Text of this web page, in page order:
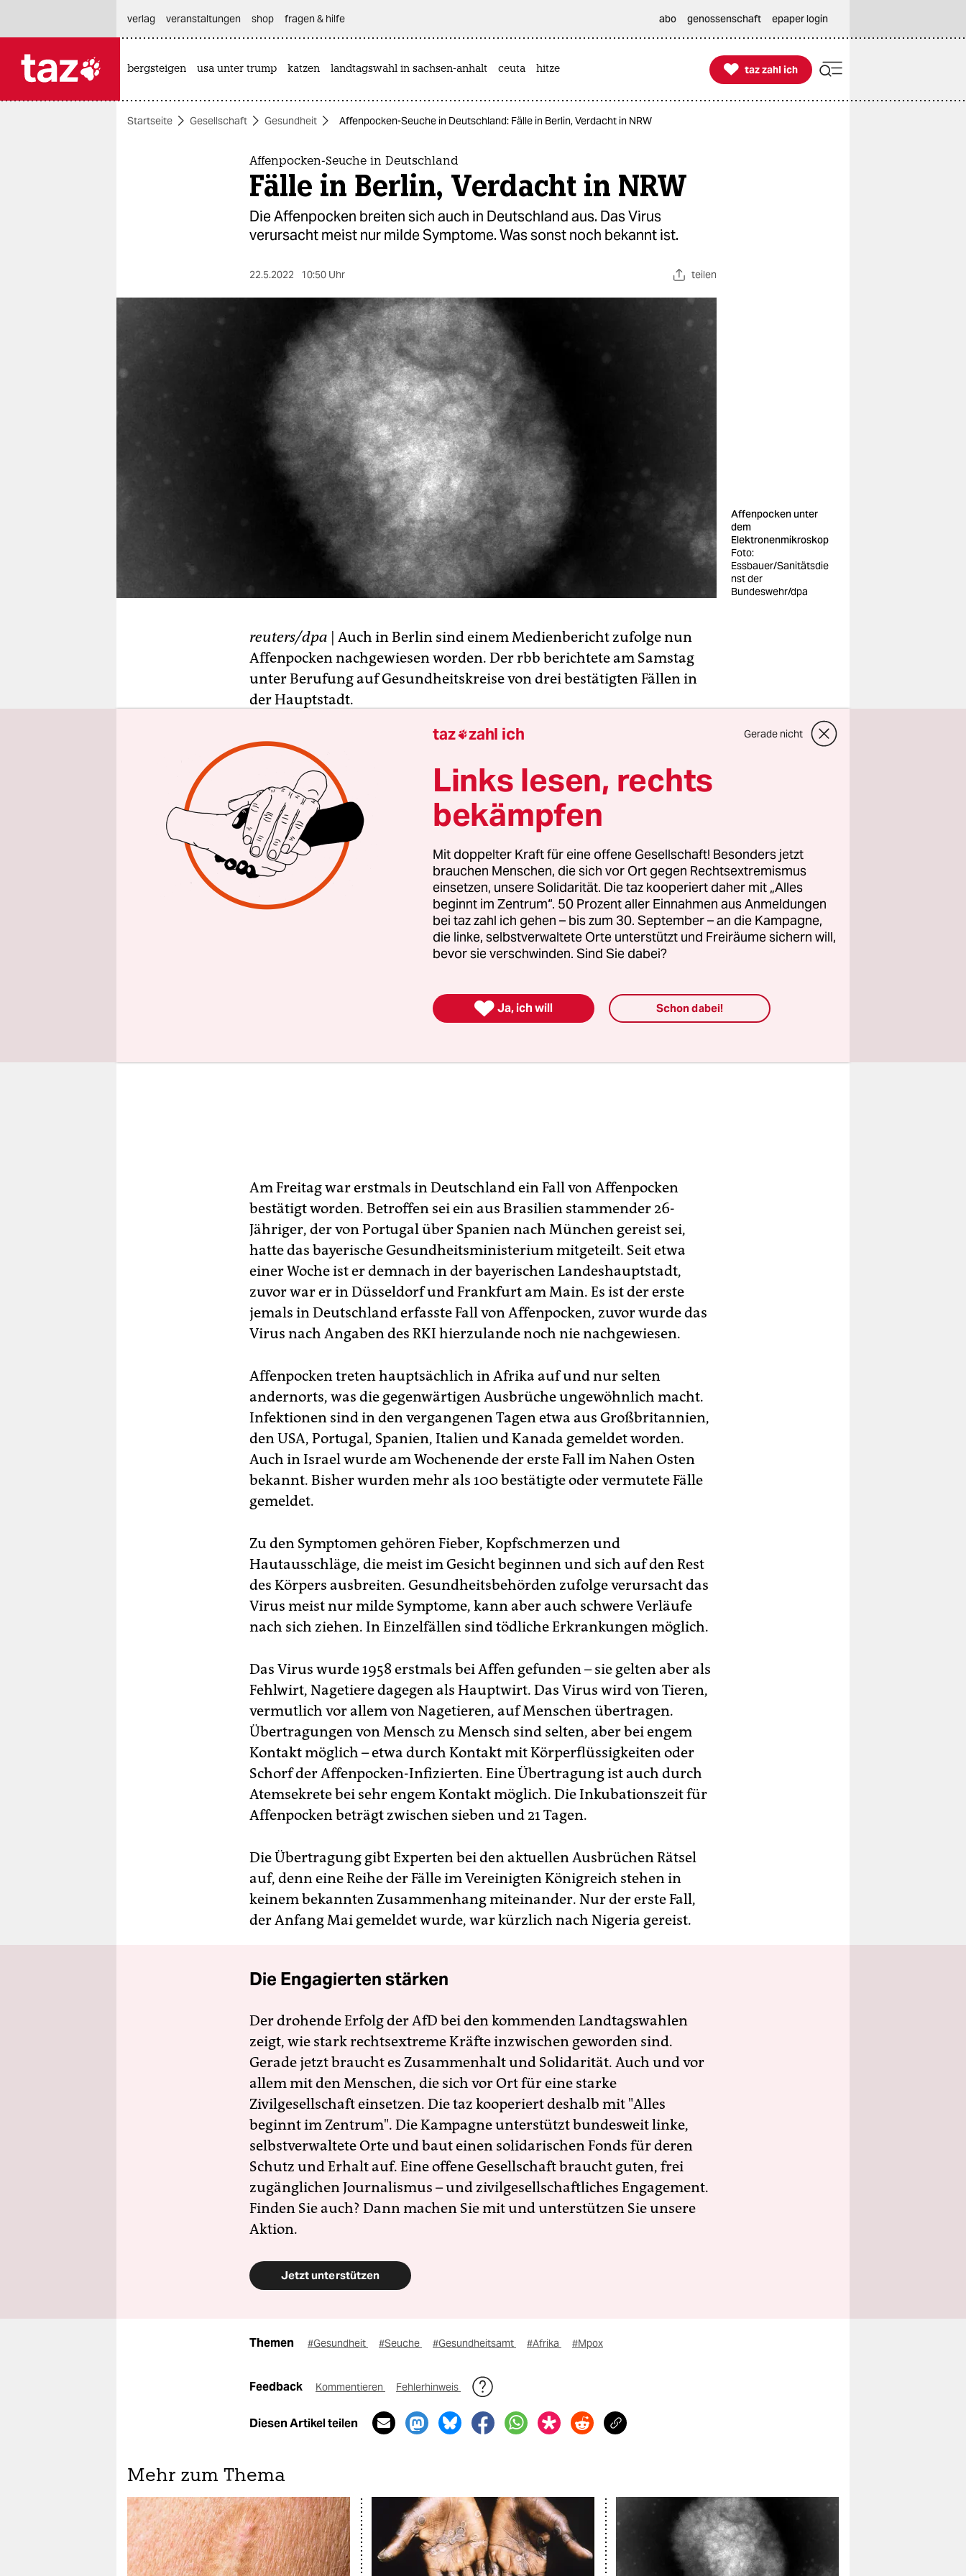
themen
veranstaltungen
unterstützen
verlag
veranstaltungen shop fragen & hilfe abo genossenschaft epaper login
bergsteigen usa unter trump katzen landtagswahl in sachsen-anhalt ceuta hitze 
taz zahl ich
taz zahl ich
Startseite Gesellschaft Gesundheit Affenpocken-Seuche in Deutschland: Fälle in Berlin, Verdacht in NRW
Affenpocken-Seuche in Deutschland
Fälle in Berlin, Verdacht in NRW
Die Affenpocken breiten sich auch in Deutschland aus. Das Virus
verursacht meist nur milde Symptome. Was sonst noch bekannt ist.
22.5.2022 10:50 Uhr teilen
Affenpocken unter
dem
Elektronenmikroskop
Foto:
Essbauer/Sanitätsdie
nst der
Bundeswehr/dpa
reuters/dpa | Auch in Berlin sind einem Medienbericht zufolge nun
Affenpocken nachgewiesen worden. Der rbb berichtete am Samstag
unter Berufung auf Gesundheitskreise von drei bestätigten Fällen in
der Hauptstadt.
In Nordrhein-Westfalen liegen nach Angaben des
Landesgesundheitsministeriums Hinweise auf „mögliche Kontakte von
Personen mit dem Affenpockenvirus“ vor. Diesen Hinweisen werde
nachgegangen, sagte ein Sprecher des Ministeriums am Samstag der
Deutschen Presse-Agentur. Das Landeszentrum für Gesundheit stehe
in engem Austausch mit dem Ständigen Arbeitskreis der Kompetenz-
und Behandlungszentren für Krankheiten durch hochpathogene
Am Freitag war erstmals in Deutschland ein Fall von Affenpocken
bestätigt worden. Betroffen sei ein aus Brasilien stammender 26-
Jähriger, der von Portugal über Spanien nach München gereist sei,
hatte das bayerische Gesundheitsministerium mitgeteilt. Seit etwa
einer Woche ist er demnach in der bayerischen Landeshauptstadt,
zuvor war er in Düsseldorf und Frankfurt am Main. Es ist der erste
jemals in Deutschland erfasste Fall von Affenpocken, zuvor wurde das
Virus nach Angaben des RKI hierzulande noch nie nachgewiesen.
Affenpocken treten hauptsächlich in Afrika auf und nur selten
andernorts, was die gegenwärtigen Ausbrüche ungewöhnlich macht.
Infektionen sind in den vergangenen Tagen etwa aus Großbritannien,
den USA, Portugal, Spanien, Italien und Kanada gemeldet worden.
Auch in Israel wurde am Wochenende der erste Fall im Nahen Osten
bekannt. Bisher wurden mehr als 100 bestätigte oder vermutete Fälle
gemeldet.
Zu den Symptomen gehören Fieber, Kopfschmerzen und
Hautausschläge, die meist im Gesicht beginnen und sich auf den Rest
des Körpers ausbreiten. Gesundheitsbehörden zufolge verursacht das
Virus meist nur milde Symptome, kann aber auch schwere Verläufe
nach sich ziehen. In Einzelfällen sind tödliche Erkrankungen möglich.
Das Virus wurde 1958 erstmals bei Affen gefunden – sie gelten aber als
Fehlwirt, Nagetiere dagegen als Hauptwirt. Das Virus wird von Tieren,
vermutlich vor allem von Nagetieren, auf Menschen übertragen.
Übertragungen von Mensch zu Mensch sind selten, aber bei engem
Kontakt möglich – etwa durch Kontakt mit Körperflüssigkeiten oder
Schorf der Affenpocken-Infizierten. Eine Übertragung ist auch durch
Atemsekrete bei sehr engem Kontakt möglich. Die Inkubationszeit für
Affenpocken beträgt zwischen sieben und 21 Tagen.
Die Übertragung gibt Experten bei den aktuellen Ausbrüchen Rätsel
auf, denn eine Reihe der Fälle im Vereinigten Königreich stehen in
keinem bekannten Zusammenhang miteinander. Nur der erste Fall,
der Anfang Mai gemeldet wurde, war kürzlich nach Nigeria gereist.
Die Engagierten stärken
Der drohende Erfolg der AfD bei den kommenden Landtagswahlen
zeigt, wie stark rechtsextreme Kräfte inzwischen geworden sind.
Gerade jetzt braucht es Zusammenhalt und Solidarität. Auch und vor
allem mit den Menschen, die sich vor Ort für eine starke
Zivilgesellschaft einsetzen. Die taz kooperiert deshalb mit "Alles
beginnt im Zentrum". Die Kampagne unterstützt bundesweit linke,
selbstverwaltete Orte und baut einen solidarischen Fonds für deren
Schutz und Erhalt auf. Eine offene Gesellschaft braucht guten, frei
zugänglichen Journalismus – und zivilgesellschaftliches Engagement.
Finden Sie auch? Dann machen Sie mit und unterstützen Sie unsere
Aktion.
Jetzt unterstützen
Themen #Gesundheit #Seuche #Gesundheitsamt #Afrika #Mpox
Feedback Kommentieren Fehlerhinweis
Diesen Artikel teilen
Mehr zum Thema
taz zahl ich Gerade nicht
Links lesen, rechts
bekämpfen
Mit doppelter Kraft für eine offene Gesellschaft! Besonders jetzt
brauchen Menschen, die sich vor Ort gegen Rechtsextremismus
einsetzen, unsere Solidarität. Die taz kooperiert daher mit „Alles
beginnt im Zentrum“. 50 Prozent aller Einnahmen aus Anmeldungen
bei taz zahl ich gehen – bis zum 30. September – an die Kampagne,
die linke, selbstverwaltete Orte unterstützt und Freiräume sichern will,
bevor sie verschwinden. Sind Sie dabei?
 Ja, ich will Schon dabei!